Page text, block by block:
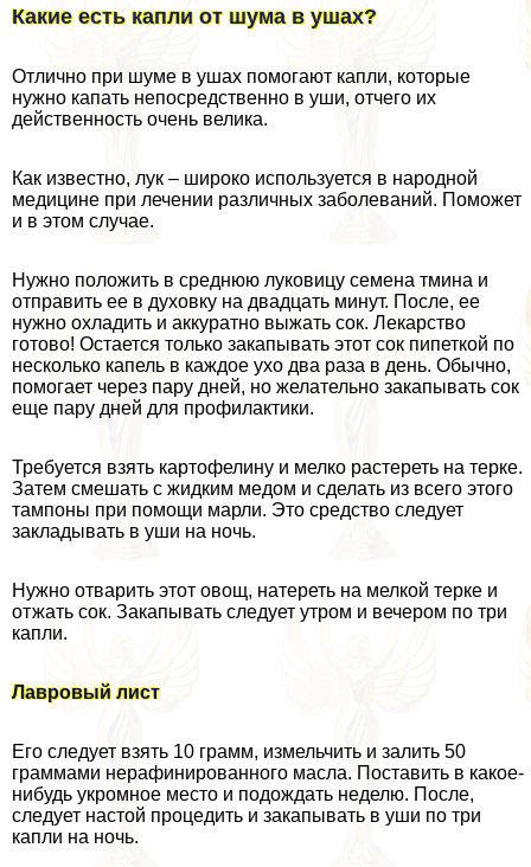
Какие есть капли от шума в ушах?
Отлично при шуме в ушах помогают капли, которые
нужно капать непосредственно в уши, отчего их
действенность очень велика.
Как известно, лук – широко используется в народной
медицине при лечении различных заболеваний. Поможет
и в этом случае.
Нужно положить в среднюю луковицу семена тмина и
отправить ее в духовку на двадцать минут. После, ее
нужно охладить и аккуратно выжать сок. Лекарство
готово! Остается только закапывать этот сок пипеткой по
несколько капель в каждое ухо два раза в день. Обычно,
помогает через пару дней, но желательно закапывать сок
еще пару дней для профилактики.
Требуется взять картофелину и мелко растереть на терке.
Затем смешать с жидким медом и сделать из всего этого
тампоны при помощи марли. Это средство следует
закладывать в уши на ночь.
Нужно отварить этот овощ, натереть на мелкой терке и
отжать сок. Закапывать следует утром и вечером по три
капли.
Лавровый лист
Его следует взять 10 грамм, измельчить и залить 50
граммами нерафинированного масла. Поставить в какое-
нибудь укромное место и подождать неделю. После,
следует настой процедить и закапывать в уши по три
капли на ночь.